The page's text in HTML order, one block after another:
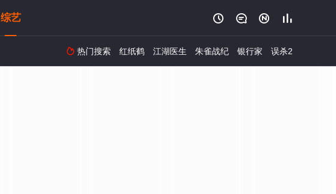
综艺    
 热门搜索 红纸鹤 江湖医生 朱雀战纪 银行家 误杀2